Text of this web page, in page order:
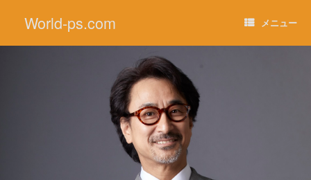
ン
World-ps.com メニュー